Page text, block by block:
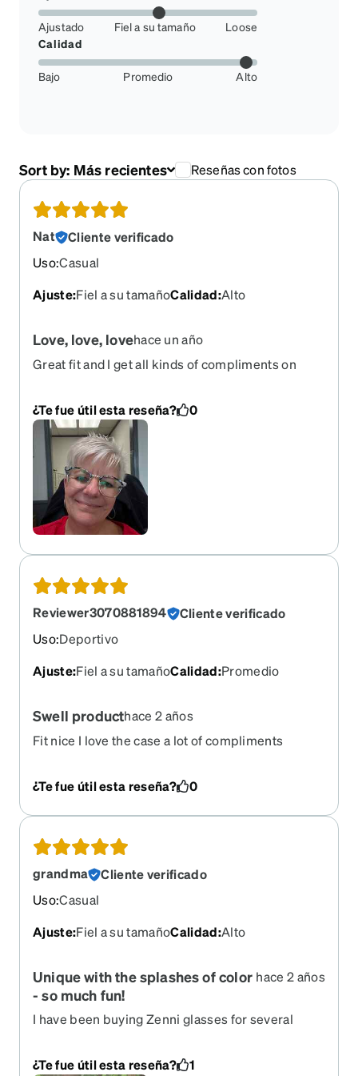
Ajustado Fiel a su tamaño
Loose
Calidad
Bajo Promedio Alto
Sort by: Más recientes Reseñas con fotos
Nat
Cliente verificado
Uso:Casual
Ajuste:Fiel a su tamañoCalidad:Alto
Love, love, lovehace un año
Great fit and I get all kinds of compliments on
¿Te fue útil esta reseña? 0
Reviewer3070881894
Cliente verificado
Uso:Deportivo
Ajuste:Fiel a su tamañoCalidad:Promedio
Swell producthace 2 años
Fit nice I love the case a lot of compliments
¿Te fue útil esta reseña? 0
grandma
Cliente verificado
Uso:Casual
Ajuste:Fiel a su tamañoCalidad:Alto
Unique with the splashes of color
- so much fun!
hace 2 años
I have been buying Zenni glasses for several
unbeatable, the quality is excellent, and the
¿Te fue útil esta reseña? 1